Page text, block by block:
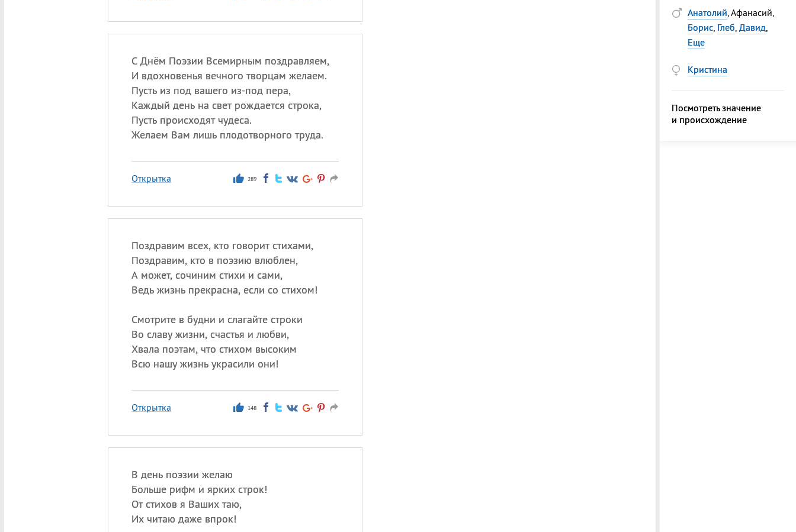
С Днём Поэзии Всемирным поздравляем,
И вдохновенья вечного творцам желаем.
Пусть из под вашего из-под пера,
Каждый день на свет рождается строка,
Пусть происходят чудеса.
Желаем Вам лишь плодотворного труда.
Открытка 289
Поздравим всех, кто говорит стихами,
Поздравим, кто в поэзию влюблен,
А может, сочиним стихи и сами,
Ведь жизнь прекрасна, если со стихом!
Смотрите в будни и слагайте строки
Во славу жизни, счастья и любви,
Хвала поэтам, что стихом высоким
Всю нашу жизнь украсили они!
Открытка 148
В день поэзии желаю
Больше рифм и ярких строк!
От стихов я Ваших таю,
Их читаю даже впрок!
Анатолий, Афанасий,
Борис, Глеб, Давид,
Еще
Кристина
Посмотреть значение
и происхождение